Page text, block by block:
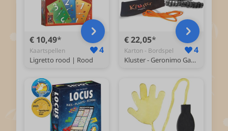
€ 10,49
Kaartspellen 4
Ligretto rood | Rood
€ 22,05
Karton - Bordspel 4
Kluster - Geronimo Games - Gezelschapsspel - Magnetenspel - 1 tot 4 spelers - vanaf 14 jaar